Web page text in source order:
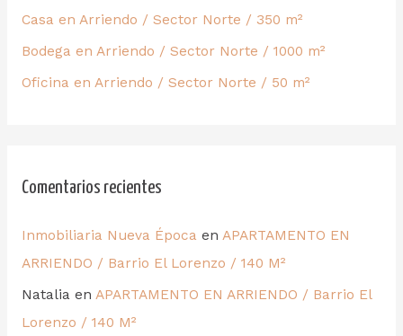
Casa en Arriendo / Sector Norte / 350 m²
Bodega en Arriendo / Sector Norte / 1000 m²
Oficina en Arriendo / Sector Norte / 50 m²
Comentarios recientes
Inmobiliaria Nueva Época en APARTAMENTO EN
ARRIENDO / Barrio El Lorenzo / 140 M²
Nataliaen APARTAMENTO EN ARRIENDO / Barrio El
Lorenzo / 140 M²